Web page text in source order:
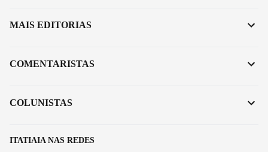
ITATIAIA NAS REDES
MAIS EDITORIAS
COMENTARISTAS
COLUNISTAS